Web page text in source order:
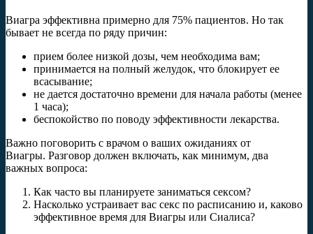
Виагра эффективна примерно для 75% пациентов. Но так
бывает не всегда по ряду причин:
прием более низкой дозы, чем необходима вам;
принимается на полный желудок, что блокирует ее
всасывание;
не дается достаточно времени для начала работы (менее
1 часа);
беспокойство по поводу эффективности лекарства.
Важно поговорить с врачом о ваших ожиданиях от
Виагры. Разговор должен включать, как минимум, два
важных вопроса:
Как часто вы планируете заниматься сексом?
Насколько устраивает вас секс по расписанию и, каково
эффективное время для Виагры или Сиалиса?